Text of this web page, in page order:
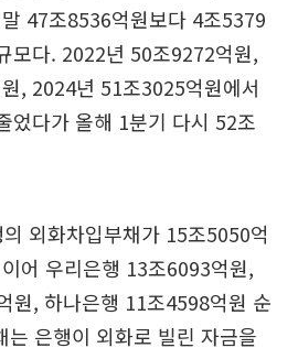
47조8536억원보다 4조5379
모다. 2022년 50조9272억원,
, 2024년 51조3025억원에서
었다가 올해 1분기 다시 52조
외화차입부채가 15조5050억
어 우리은행 13조6093억원,
원, 하나은행 11조4598억원 순
는 은행이 외화로 빌린 자금을